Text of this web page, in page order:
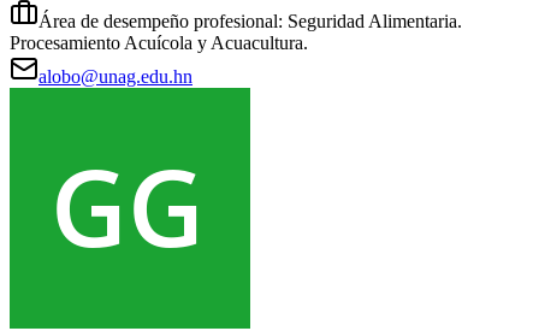
Área de desempeño profesional: Seguridad Alimentaria.
Procesamiento Acuícola y Acuacultura.
alobo@unag.edu.hn